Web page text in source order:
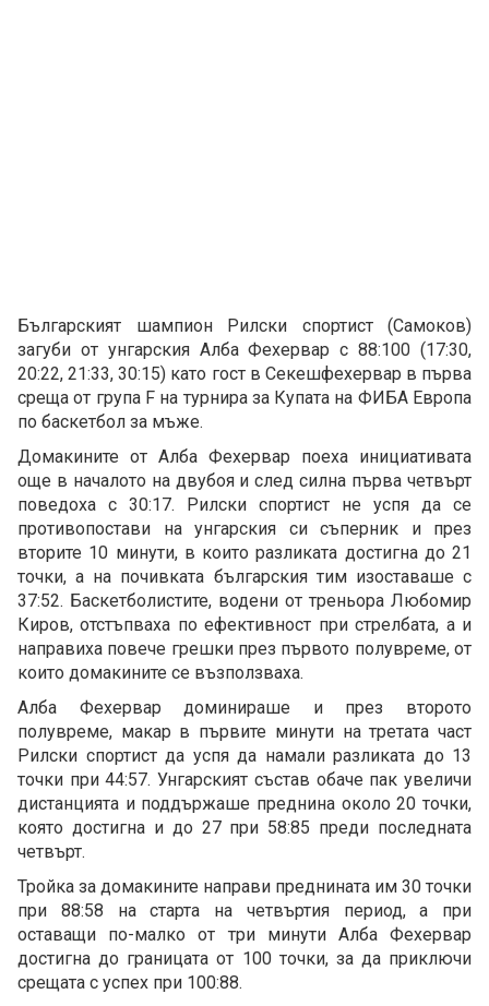
Българският шампион Рилски спортист (Самоков)
загуби от унгарския Алба Фехервар с 88:100 (17:30,
20:22, 21:33, 30:15) като гост в Секешфехервар в първа
среща от група F на турнира за Купата на ФИБА Европа
по баскетбол за мъже.
Домакините от Алба Фехервар поеха инициативата
още в началото на двубоя и след силна първа четвърт
поведоха с 30:17. Рилски спортист не успя да се
противопостави на унгарския си съперник и през
вторите 10 минути, в които разликата достигна до 21
точки, а на почивката българския тим изоставаше с
37:52. Баскетболистите, водени от треньора Любомир
Киров, отстъпваха по ефективност при стрелбата, а и
направиха повече грешки през първото полувреме, от
които домакините се възползваха.
Алба Фехервар доминираше и през второто
полувреме, макар в първите минути на третата част
Рилски спортист да успя да намали разликата до 13
точки при 44:57. Унгарският състав обаче пак увеличи
дистанцията и поддържаше преднина около 20 точки,
която достигна и до 27 при 58:85 преди последната
четвърт.
Тройка за домакините направи преднината им 30 точки
при 88:58 на старта на четвъртия период, а при
оставащи по-малко от три минути Алба Фехервар
достигна до границата от 100 точки, за да приключи
срещата с успех при 100:88.